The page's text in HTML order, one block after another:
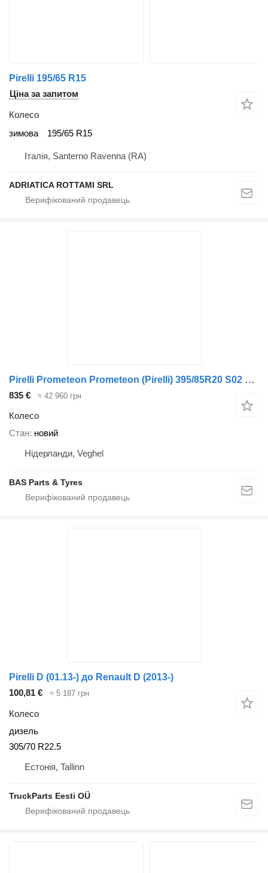
Pirelli 195/65 R15
Ціна за запитом
Колесо
зимова
195/65 R15
Італія, Santerno Ravenna (RA)
ADRIATICA ROTTAMI SRL
Pirelli Prometeon Prometeon (Pirelli) 395/85R20 S02 Pista
835 € ≈ 42 960 грн
Колесо
Стан новий
Нідерланди, Veghel
BAS Parts & Tyres
Pirelli D (01.13-) до Renault D (2013-)
100,81 €
≈ 5 187 грн
Колесо
дизель
305/70 R22.5
Естонія, Tallinn
TruckParts Eesti OÜ